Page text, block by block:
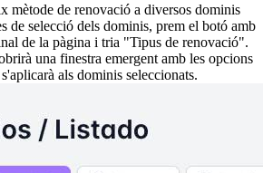
mètode de renovació a diversos dominis
de selecció dels dominis, prem el botó amb
de la pàgina i tria "Tipus de renovació".
una finestra emergent amb les opcions
als dominis seleccionats.